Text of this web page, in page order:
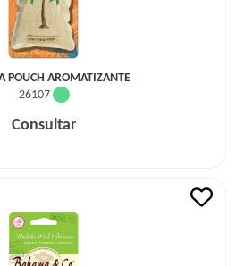
POUCH AROMATIZANTE
26107
Consultar